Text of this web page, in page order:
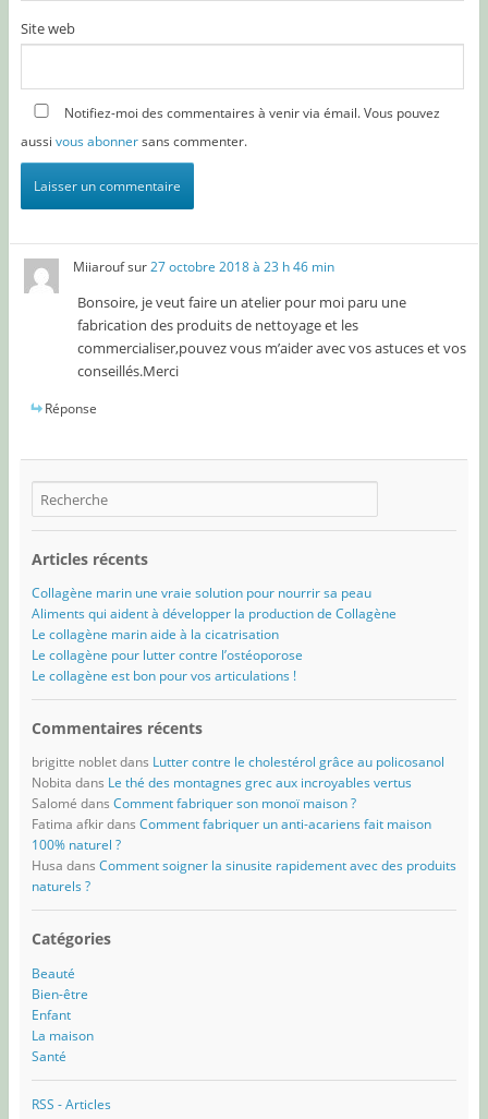
Site web
Notifiez-moi des commentaires à venir via émail. Vous pouvez
aussi vous abonnersans commenter.
Miiaroufsur27 octobre 2018 à 23 h 46 min
Bonsoire, je veut faire un atelier pour moi paru une
fabrication des produits de nettoyage et les
commercialiser,pouvez vous m’aider avec vos astuces et vos
conseillés.Merci
Réponse
Articles récents
Collagène marin une vraie solution pour nourrir sa peau
Aliments qui aident à développer la production de Collagène
Le collagène marin aide à la cicatrisation
Le collagène pour lutter contre l’ostéoporose
Le collagène est bon pour vos articulations !
Commentaires récents
brigitte nobletdans Lutter contre le cholestérol grâce au policosanol
Nobita dans Le thé des montagnes grec aux incroyables vertus
Salomé dans Comment fabriquer son monoï maison ?
Fatima afkirdans Comment fabriquer un anti-acariens fait maison
100% naturel ?
Husa dans Comment soigner la sinusite rapidement avec des produits
naturels ?
Catégories
Beauté
Bien-être
Enfant
La maison
Santé
RSS - Articles